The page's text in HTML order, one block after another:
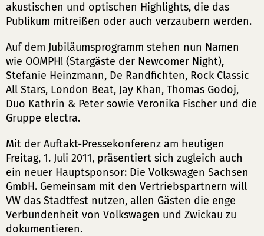
akustischen und optischen Highlights, die das
Publikum mitreißen oder auch verzaubern werden.
Auf dem Jubiläumsprogramm stehen nun Namen
wie OOMPH! (Stargäste der Newcomer Night),
Stefanie Heinzmann, De Randfichten, Rock Classic
All Stars, London Beat, Jay Khan, Thomas Godoj,
Duo Kathrin & Peter sowie Veronika Fischer und die
Gruppe electra.
Mit der Auftakt-Pressekonferenz am heutigen
Freitag, 1. Juli 2011, präsentiert sich zugleich auch
ein neuer Hauptsponsor: Die Volkswagen Sachsen
GmbH. Gemeinsam mit den Vertriebspartnern will
VW das Stadtfest nutzen, allen Gästen die enge
Verbundenheit von Volkswagen und Zwickau zu
dokumentieren.